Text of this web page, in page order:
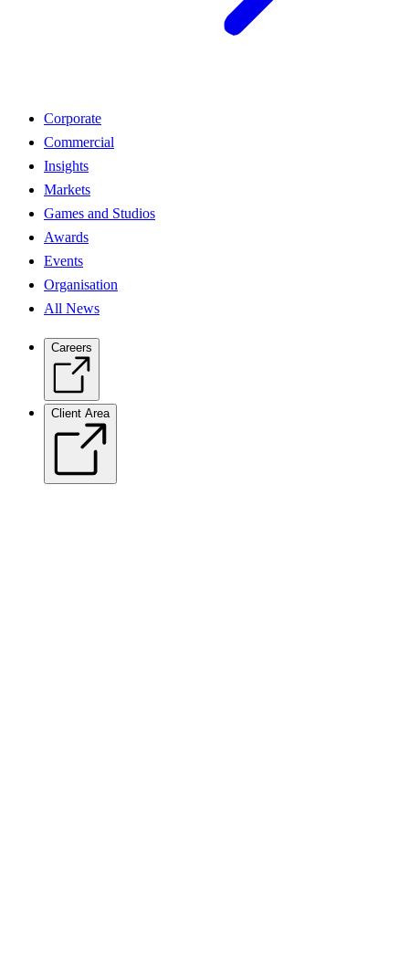
Corporate
Commercial
Insights
Markets
Games and Studios
Awards
Events
Organisation
All News
Careers
Client Area